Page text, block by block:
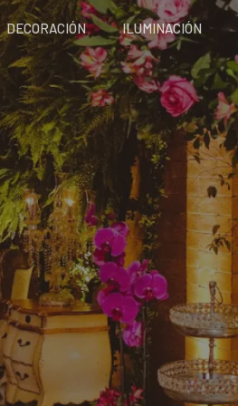
DECORACIÓN ILUMINACIÓN